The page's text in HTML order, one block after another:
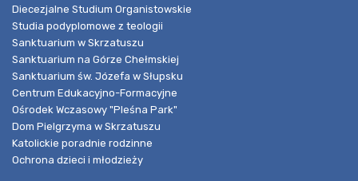
Diecezjalne Studium Organistowskie
Studia podyplomowe z teologii
Sanktuarium w Skrzatuszu
Sanktuarium na Górze Chełmskiej
Sanktuarium św. Józefa w Słupsku
Centrum Edukacyjno-Formacyjne
Ośrodek Wczasowy "Pleśna Park"
Dom Pielgrzyma w Skrzatuszu
Katolickie poradnie rodzinne
Ochrona dzieci i młodzieży